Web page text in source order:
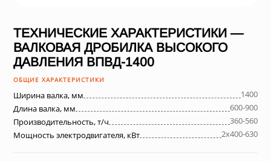
ТЕХНИЧЕСКИЕ ХАРАКТЕРИСТИКИ —
ВАЛКОВАЯ ДРОБИЛКА ВЫСОКОГО
ДАВЛЕНИЯ ВПВД-1400
ОБЩИЕ ХАРАКТЕРИСТИКИ
Ширина валка, мм
1400
Длина валка, мм
600-900
Производительность, т/ч
360-560
Мощность электродвигателя, кВт
2х400-630